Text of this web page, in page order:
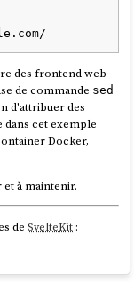
fedora-
des frontend web
de commande sed
d'attribuer des
cet exemple
Docker,
à maintenir.
deSvelteKit :